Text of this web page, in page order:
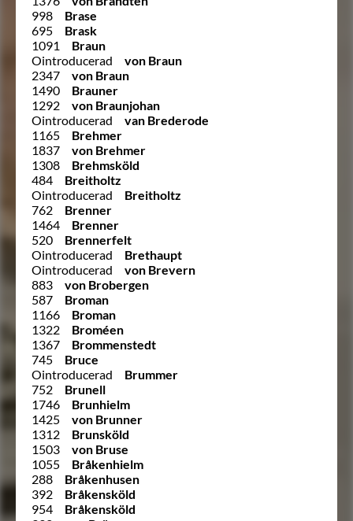
998
Brase
695
Brask
1091
Braun
Ointroducerad
von Braun
2347
von Braun
1490
Brauner
1292
von Braunjohan
Ointroducerad
van Brederode
1165
Brehmer
1837
von Brehmer
1308
Brehmsköld
484
Breitholtz
Ointroducerad
Breitholtz
762
Brenner
1464
Brenner
520
Brennerfelt
Ointroducerad
Brethaupt
Ointroducerad
von Brevern
883
von Brobergen
587
Broman
1166
Broman
1322
Broméen
1367
Brommenstedt
745
Bruce
Ointroducerad
Brummer
752
Brunell
1746
Brunhielm
1425
von Brunner
1312
Brunsköld
1503
von Bruse
1055
Bråkenhielm
288
Bråkenhusen
392
Bråkensköld
954
Bråkensköld